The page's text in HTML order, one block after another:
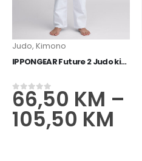
Judo, Kimono
IPPONGEAR Future 2 Judo kimono bijeli
0od 5
66,50 KM –
105,50 KM